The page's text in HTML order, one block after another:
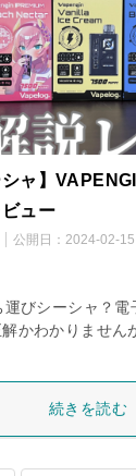
シャ】
ュー
公開日： 2024-02-15
びシーシャ？電
かわかりません
続きを読む